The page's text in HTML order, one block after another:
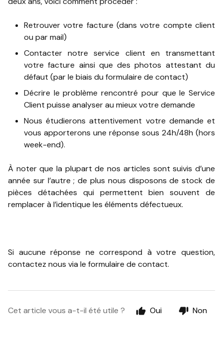
Retrouver votre facture (dans votre compte client
ou par mail)
Contacter notre service client en transmettant
votre facture ainsi que des photos attestant du
défaut (par le biais du formulaire de contact)
Décrire le problème rencontré pour que le Service
Client puisse analyser au mieux votre demande
Nous étudierons attentivement votre demande et
vous apporterons une réponse sous 24h/48h (hors
week-end).
À noter que la plupart de nos articles sont suivis d’une
année sur l’autre ; de plus nous disposons de stock de
pièces détachées qui permettent bien souvent de
remplacer à l’identique les éléments défectueux.
Si aucune réponse ne correspond à votre question,
contactez nous via le formulaire de contact.
Cet article vous a-t-il été utile ? Oui Non